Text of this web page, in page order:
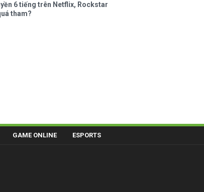
6 tiếng trên Netflix, Rockstar
tham?
GAME ONLINE ESPORTS